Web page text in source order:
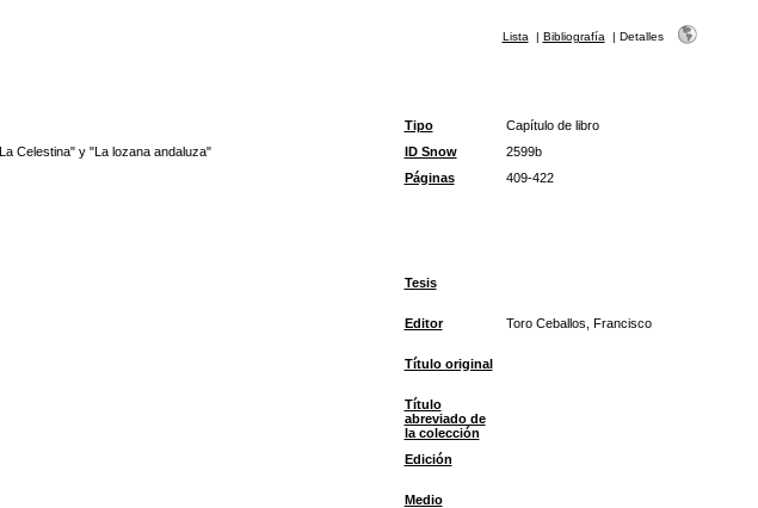
Lista | Bibliografía | Detalles
Tipo
Capítulo de libro
Celestina" y "La lozana andaluza" ID Snow
2599b
Páginas
409-422
Tesis
Editor Toro Ceballos, Francisco
Título original
Título
abreviado de
la colección
Edición
Medio